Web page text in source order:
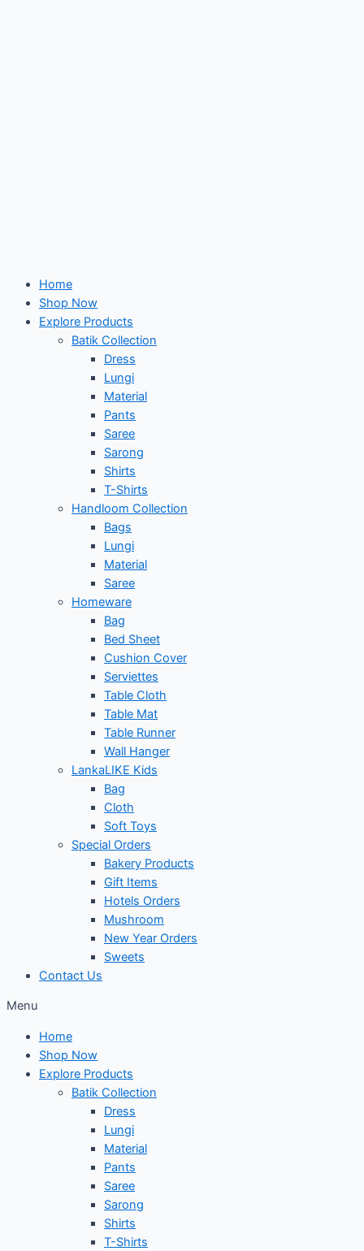
Home
Shop Now
Explore Products
Batik Collection
Dress
Lungi
Material
Pants
Saree
Sarong
Shirts
T-Shirts
Handloom Collection
Bags
Lungi
Material
Saree
Homeware
Bag
Bed Sheet
Cushion Cover
Serviettes
Table Cloth
Table Mat
Table Runner
Wall Hanger
LankaLIKE Kids
Bag
Cloth
Soft Toys
Special Orders
Bakery Products
Gift Items
Hotels Orders
Mushroom
New Year Orders
Sweets
Contact Us
Menu
Home
Shop Now
Explore Products
Batik Collection
Dress
Lungi
Material
Pants
Saree
Sarong
Shirts
T-Shirts